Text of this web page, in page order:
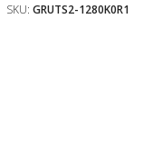
SKU: GRUTS2-1280K0R1